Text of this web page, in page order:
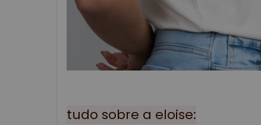
tudo sobre a eloise: